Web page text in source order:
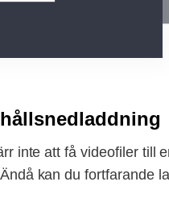
inte att få videofiler till
kan du fortfarande